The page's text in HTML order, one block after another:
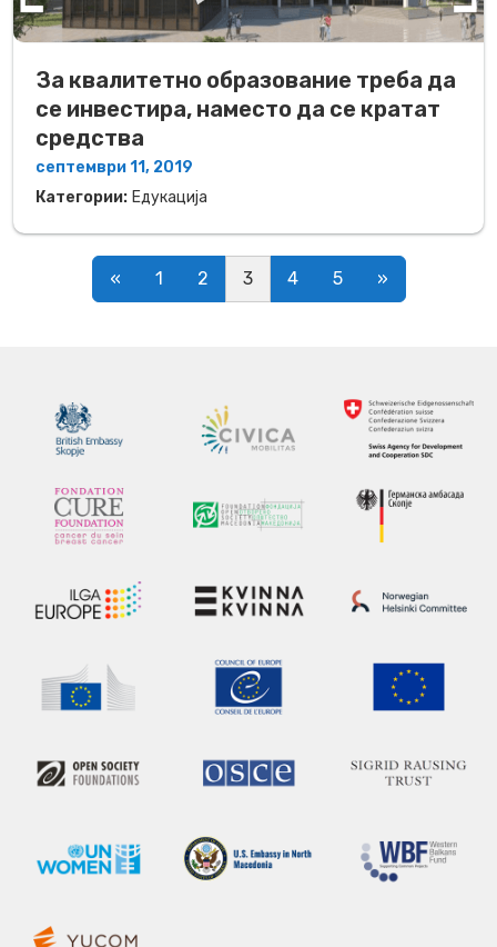
За квалитетно образование треба да
се инвестира, наместо да се кратат
средства
септември 11, 2019
Категории: Едукација
Posts navigation
« 1 2 3 4 5 »